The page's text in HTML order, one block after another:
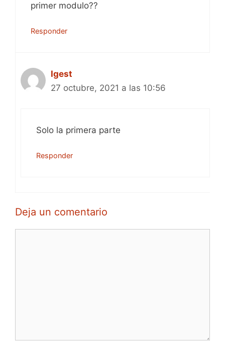
primer modulo??
Responder
Igest
27 octubre, 2021 a las 10:56
Solo la primera parte
Responder
Deja un comentario